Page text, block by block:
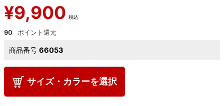
¥9,900 税込
90
商品番号 66053
サイズ・カラーを選択